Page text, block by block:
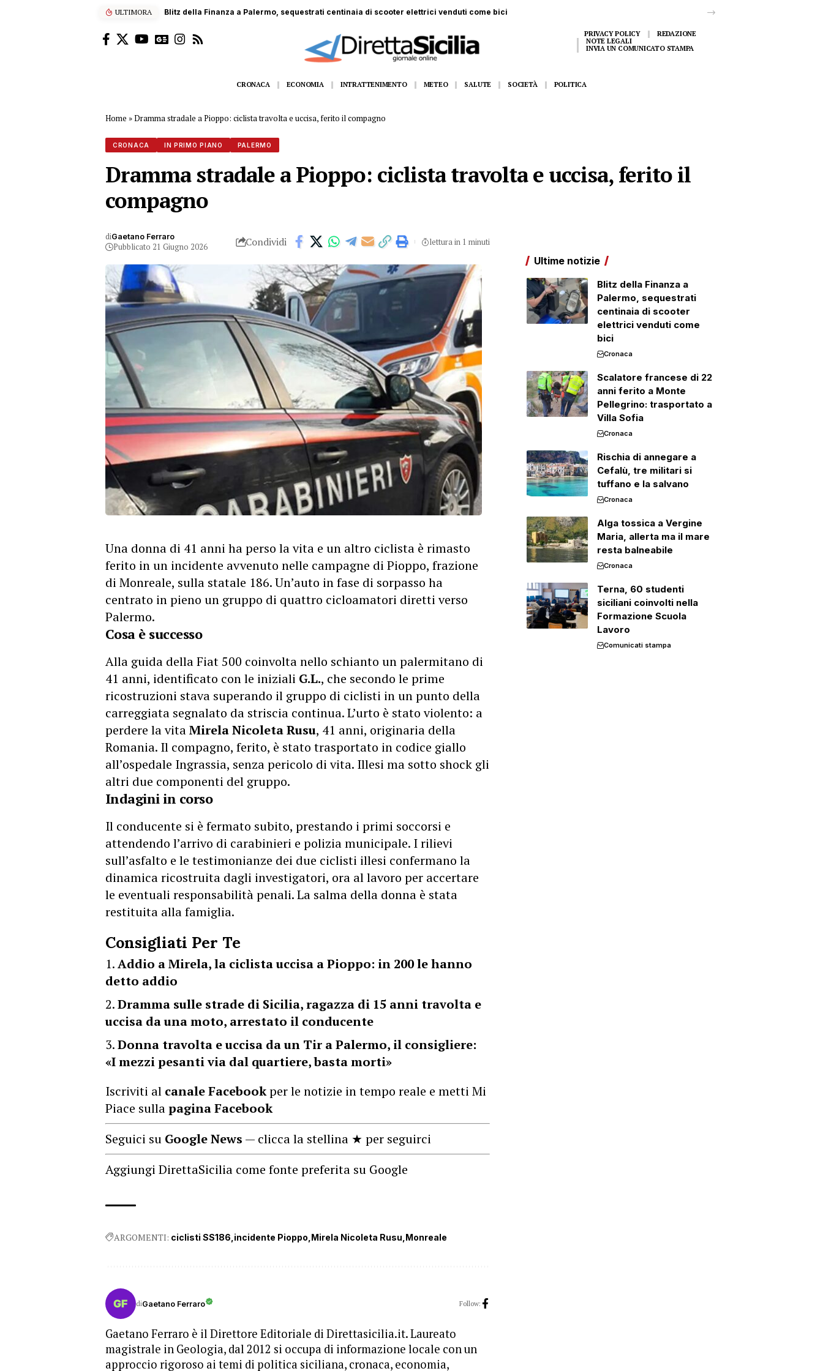
ULTIMORA Scalatore francese di 22 anni ferito a Monte Pellegrino: trasportato a Villa Sofia
PRIVACY POLICY
REDAZIONE
NOTE LEGALI
INVIA UN COMUNICATO STAMPA
CRONACA ECONOMIA INTRATTENIMENTO METEO SALUTE SOCIETÀ POLITICA
Home »Dramma stradale a Pioppo: ciclista travolta e uccisa, ferito il compagno
CRONACA IN PRIMO PIANO PALERMO
Dramma stradale a Pioppo: ciclista travolta e uccisa, ferito il
compagno
diGaetano Ferraro
Pubblicato 21 Giugno 2026 Condividi lettura in 1 minuti
Una donna di 41 anni ha perso la vita e un altro ciclista è rimasto
ferito in un incidente avvenuto nelle campagne di Pioppo, frazione
di Monreale, sulla statale 186. Un’auto in fase di sorpasso ha
centrato in pieno un gruppo di quattro cicloamatori diretti verso
Palermo.
Cosa è successo
Alla guida della Fiat 500 coinvolta nello schianto un palermitano di
41 anni, identificato con le iniziali G.L., che secondo le prime
ricostruzioni stava superando il gruppo di ciclisti in un punto della
carreggiata segnalato da striscia continua. L’urto è stato violento: a
perdere la vitaMirela Nicoleta Rusu, 41 anni, originaria della
Romania. Il compagno, ferito, è stato trasportato in codice giallo
all’ospedale Ingrassia, senza pericolo di vita. Illesi ma sotto shock gli
altri due componenti del gruppo.
Indagini in corso
Il conducente si è fermato subito, prestando i primi soccorsi e
attendendo l’arrivo di carabinieri e polizia municipale. I rilievi
sull’asfalto e le testimonianze dei due ciclisti illesi confermano la
dinamica ricostruita dagli investigatori, ora al lavoro per accertare
le eventuali responsabilità penali. La salma della donna è stata
restituita alla famiglia.
Consigliati Per Te
Addio a Mirela, la ciclista uccisa a Pioppo: in 200 le hanno
detto addio
Dramma sulle strade di Sicilia, ragazza di 15 anni travolta e
uccisa da una moto, arrestato il conducente
Donna travolta e uccisa da un Tir a Palermo, il consigliere:
«I mezzi pesanti via dal quartiere, basta morti»
Iscriviti al canale Facebookper le notizie in tempo reale e metti Mi
Piace sullapagina Facebook
Seguici su Google News — clicca la stellina ★ per seguirci
Aggiungi DirettaSicilia come fonte preferita su Google
ARGOMENTI: ciclisti SS186 incidente Pioppo Mirela Nicoleta Rusu Monreale
diGaetano Ferraro Follow:
Gaetano Ferraro è il Direttore Editoriale di Direttasicilia.it. Laureato
magistrale in Geologia, dal 2012 si occupa di informazione locale con un
approccio rigoroso ai temi di politica siciliana, cronaca, economia,
Ultime notizie
Blitz della Finanza a
Palermo, sequestrati
centinaia di scooter
elettrici venduti come
bici
Cronaca
Scalatore francese di 22
anni ferito a Monte
Pellegrino: trasportato a
Villa Sofia
Cronaca
Rischia di annegare a
Cefalù, tre militari si
tuffano e la salvano
Cronaca
Alga tossica a Vergine
Maria, allerta ma il mare
resta balneabile
Cronaca
Terna, 60 studenti
siciliani coinvolti nella
Formazione Scuola
Lavoro
Comunicati stampa